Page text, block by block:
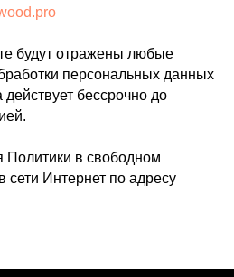
будут отражены любые
персональных данных
бессрочно до
Политики в свободном
сети Интернет по адресу